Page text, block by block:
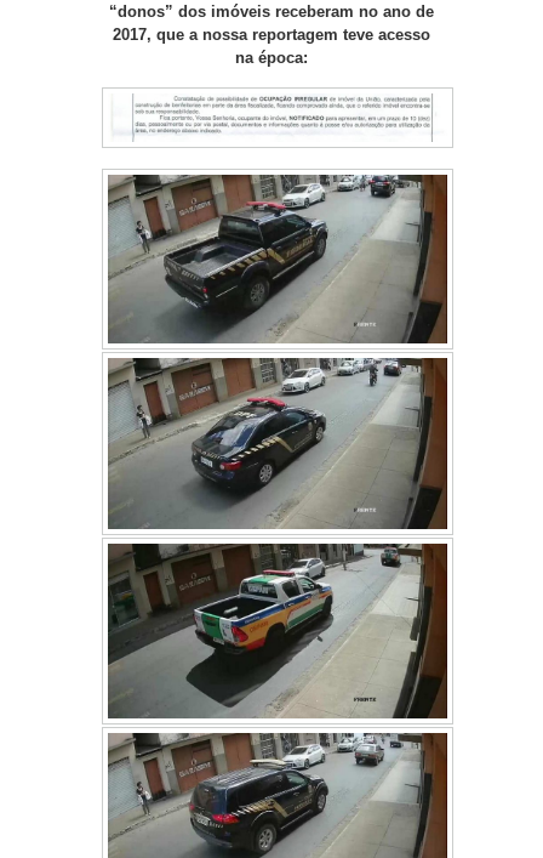
“donos” dos imóveis receberam no ano de
2017, que a nossa reportagem teve acesso
na época: